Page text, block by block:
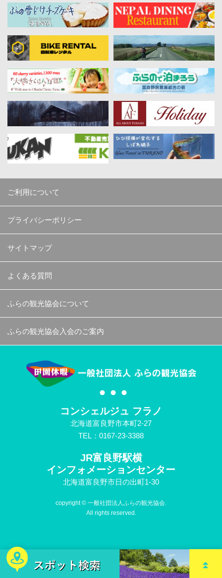
ご利用について
プライバシーポリシー
サイトマップ
よくある質問
ふらの観光協会について
ふらの観光協会入会のご案内
コンシェルジュ フラノ
北海道富良野市本町2-27
TEL：0167-23-3388
JR富良野駅横
インフォメーションセンター
北海道富良野市日の出町1-30
copyright © 一般社団法人ふらの観光協会.
All rights reserved.